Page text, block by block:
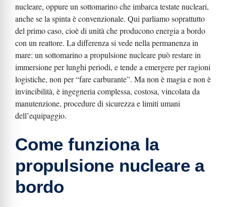
nucleare, oppure un sottomarino che imbarca testate nucleari,
anche se la spinta è convenzionale. Qui parliamo soprattutto
del primo caso, cioè di unità che producono energia a bordo
con un reattore. La differenza si vede nella permanenza in
mare: un sottomarino a propulsione nucleare può restare in
immersione per lunghi periodi, e tende a emergere per ragioni
logistiche, non per “fare carburante”. Ma non è magia e non è
invincibilità, è ingegneria complessa, costosa, vincolata da
manutenzione, procedure di sicurezza e limiti umani
dell’equipaggio.
Come funziona la
propulsione nucleare a
bordo